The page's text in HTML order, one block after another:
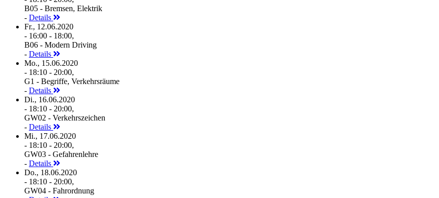
B05 - Bremsen, Elektrik
- Details
Fr., 12.06.2020
- 16:00 - 18:00,
B06 - Modern Driving
- Details
Mo., 15.06.2020
- 18:10 - 20:00,
G1 - Begriffe, Verkehrsräume
- Details
Di., 16.06.2020
- 18:10 - 20:00,
GW02 - Verkehrszeichen
- Details
Mi., 17.06.2020
- 18:10 - 20:00,
GW03 - Gefahrenlehre
- Details
Do., 18.06.2020
- 18:10 - 20:00,
GW04 - Fahrordnung